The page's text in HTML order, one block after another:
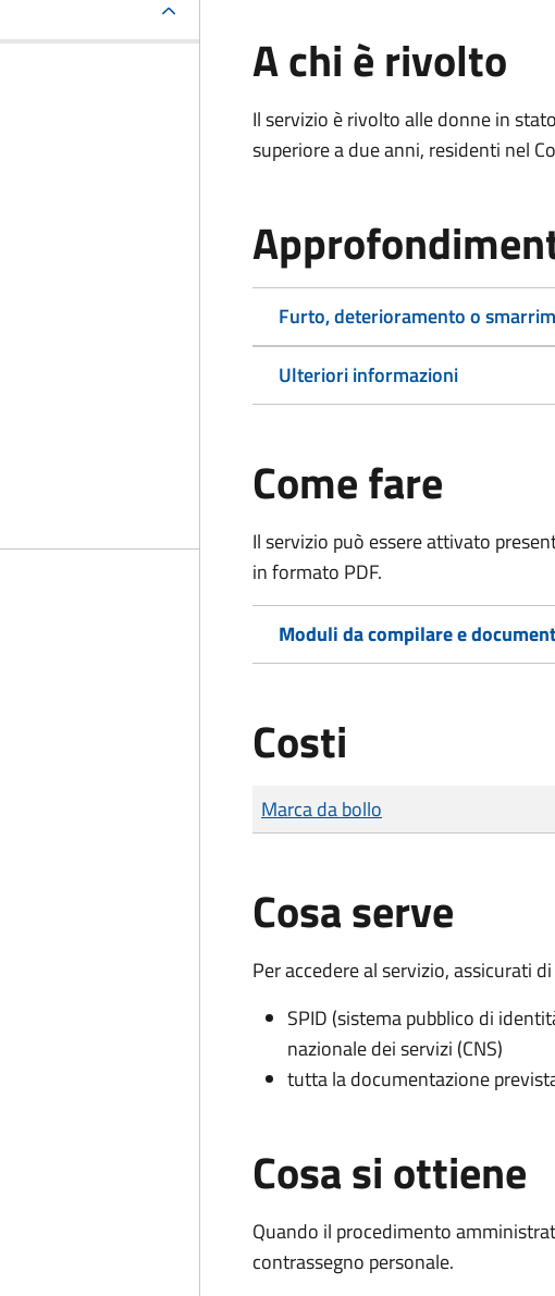
A chi è rivolto
Il servizio è rivolto alle donne in
superiore a due anni, residenti nel
Furto, deterioramento o
Ulteriori informazioni
Come fare
Il servizio può essere attivato
in formato PDF.
Moduli da compilare e
Costi
Tipo di pagamento
Importo
Marca da bollo
Cosa serve
Per accedere al servizio, assicurati
SPID (sistema pubblico di
nazionale dei servizi (CNS)
tutta la documentazione
Cosa si ottiene
Quando il procedimento
contrassegno personale.